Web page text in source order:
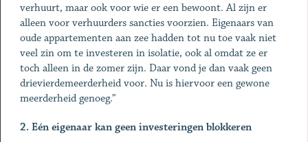
verhuurt, maar ook voor wie er een bewoont. Al zijn er
alleen voor verhuurders sancties voorzien. Eigenaars van
oude appartementen aan zee hadden tot nu toe vaak niet
veel zin om te investeren in isolatie, ook al omdat ze er
toch alleen in de zomer zijn. Daar vond je dan vaak geen
drievierdemeerderheid voor. Nu is hiervoor een gewone
meerderheid genoeg.”
2. Eén eigenaar kan geen investeringen blokkeren